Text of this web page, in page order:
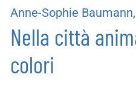
Anne-Sophie
Nella città
colori